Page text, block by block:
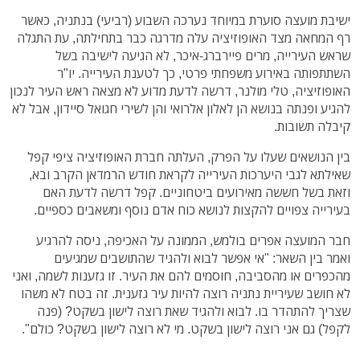
ישיבת מועצה סוערת במיוחד נערכה השבוע (רביעי) בנתניה, כאשר
רף המחאה מצד האופוזיציה עלה מדרגה כבר בתחילתה, עת התגלה
שראש העירייה, מרים פיירברג-איכר, לא הגיעה לישיבה בשל
השתתפותה באירוע משפחתי פרטי, כך לטענת העירייה. יו"ר
האופוזיציה, טלי מולנר, דרשה לדעת מדוע לא מצאה ראש העיר לנכון
להגיע ופנתה בנושא הן לאלון אלרואי והן לשירי חגואל סיידון, אבל לא
קיבלה תשובות.
בין הנושאים שעלו על הפרק, העלתה חברת האופוזיציה ציפי קפל
שאילתא לגבי היערכות העירייה לקראת חודש הרמדאן הקרב ובא,
וזאת בשל חששה מאירועים ביטחוניים. קפל דרשה לדעת האם
בעירייה צפויים להקצות לנושא כוח אדם נוסף ומשאבים כספיים.
חבר המועצה אפרים בולמש, הממונה על האכיפה, ניסה להרגיע
ואמר בין השאר: "אי אפשר לבוא ולהגיד שהתושבים שמגיעים
מהכפרים או מהסביבה, חוסמים להם את העיר. זו גזענות לשמה, ואני
לא חושב שעיריית נתניה רוצה להיות עיר גזענית. זה בטח לא משהו
שצריך להתהדר בו. לבוא ולהגיד שאת רוצה לישון בשקט? (פנה
לקפל) גם אני רוצה לישון בשקט. מי לא רוצה לישון בשקט? כולם".